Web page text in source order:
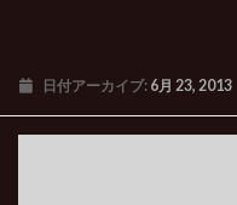
日付アーカイブ: 6月 23, 2013